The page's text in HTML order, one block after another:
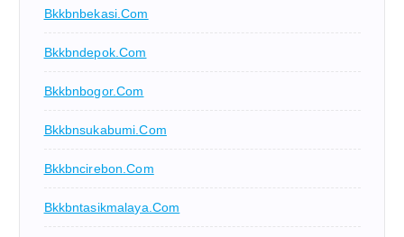
Bkkbnbekasi.com
Bkkbndepok.com
Bkkbnbogor.com
Bkkbnsukabumi.com
Bkkbncirebon.com
Bkkbntasikmalaya.com